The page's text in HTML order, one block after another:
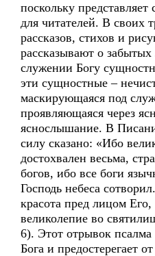
поскольку представляет
для читателей. В своих
рассказов, стихов и
рассказывают о
служении Богу
эти сущностные –
маскирующаяся под
проявляющаяся через
яснослышание. В
силу сказано: «Ибо
достохвален весьма,
богов, ибо все боги
Господь небеса
красота пред лицом Его,
великолепие во
6). Этот отрывок псалма
Бога и предостерегает